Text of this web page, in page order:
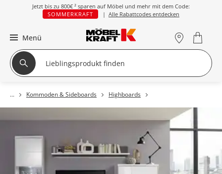
Jetzt bis zu 800€ ² sparen auf Möbel und mehr mit dem Code:
SOMMERKRAFT
| Alle Rabattcodes entdecken
Menü
Kommoden & Sideboards Highboards